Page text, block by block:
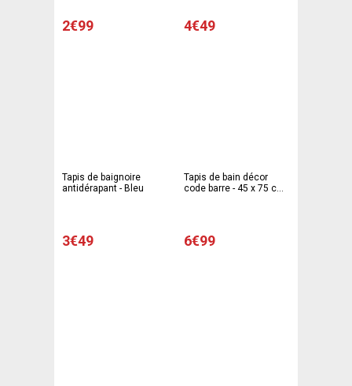
2€99 4€49
Tapis de baignoire
antidérapant - Bleu
3€49
Tapis de bain décor
code barre - 45 x 75 cm -
6€99